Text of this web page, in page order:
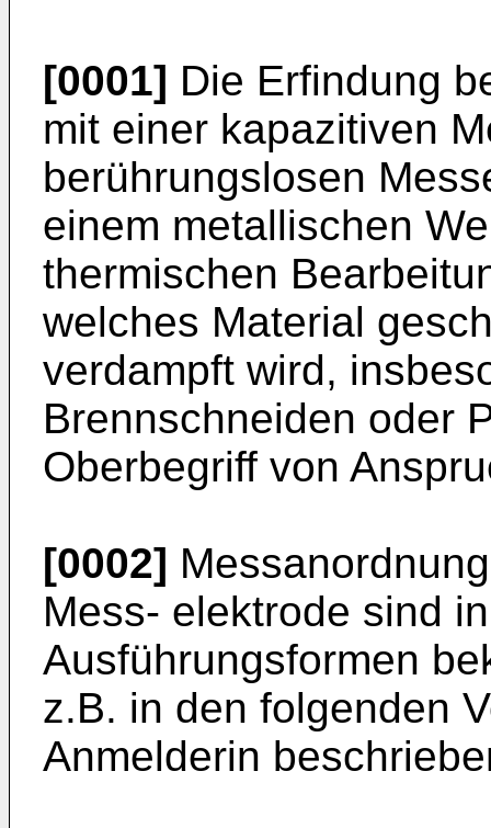
[0001] Die Erfindung
mit einer kapazitiven
berührungslosen
einem metallischen
thermischen
welches Material
verdampft wird,
Brennschneiden oder
Oberbegriff von
[0002]
Mess- elektrode sind
Ausführungsformen
z.B. in den folgenden
Anmelderin